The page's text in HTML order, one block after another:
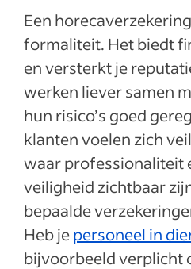
Een
formaliteit. Het biedt
en versterkt je
werken liever samen
hun risico’s goed
klanten voelen zich
waar professionaliteit
veiligheid zichtbaar
bepaalde
Heb jepersoneel in
bijvoorbeeld verplicht